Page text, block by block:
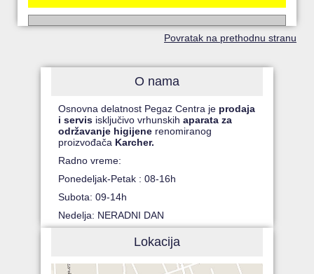
Povratak na prethodnu stranu
O nama
Osnovna delatnost Pegaz Centra je prodaja
i servis isključivo vrhunskihaparata za
održavanje higijene renomiranog
proizvođača Karcher.
Radno vreme:
Ponedeljak-Petak : 08-16h
Subota: 09-14h
Nedelja: NERADNI DAN
Lokacija